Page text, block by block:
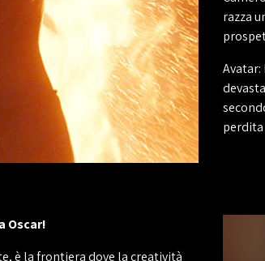
razza
perdita
Oscar!
è la frontiera dove la creatività